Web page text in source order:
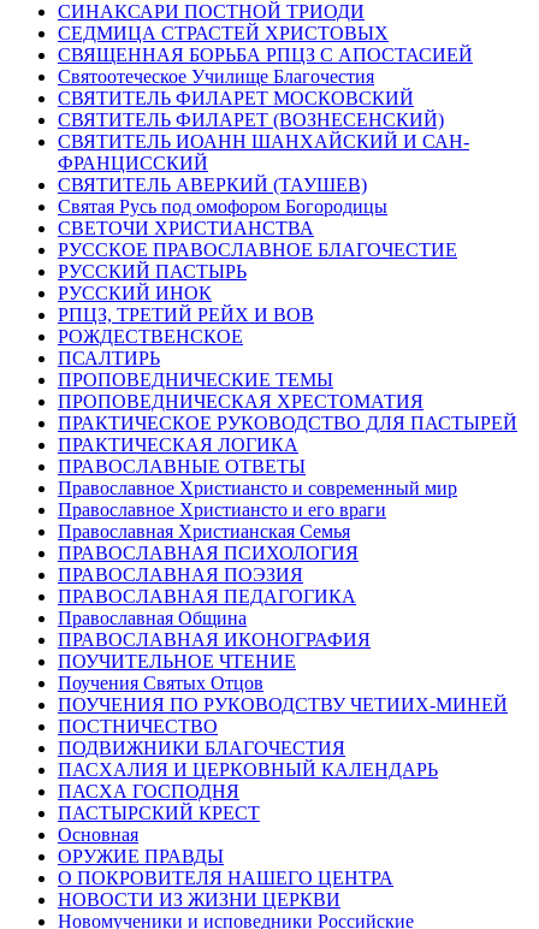
СИНАКСАРИ ПОСТНОЙ ТРИОДИ
СЕДМИЦА СТРАСТЕЙ ХРИСТОВЫХ
СВЯЩЕННАЯ БОРЬБА РПЦЗ С АПОСТАСИЕЙ
Святоотеческое Училище Благочестия
СВЯТИТЕЛЬ ФИЛАРЕТ МОСКОВСКИЙ
СВЯТИТЕЛЬ ФИЛАРЕТ (ВОЗНЕСЕНСКИЙ)
СВЯТИТЕЛЬ ИОАНН ШАНХАЙСКИЙ И САН-
ФРАНЦИССКИЙ
СВЯТИТЕЛЬ АВЕРКИЙ (ТАУШЕВ)
Святая Русь под омофором Богородицы
СВЕТОЧИ ХРИСТИАНСТВА
РУССКОЕ ПРАВОСЛАВНОЕ БЛАГОЧЕСТИЕ
РУССКИЙ ПАСТЫРЬ
РУССКИЙ ИНОК
РПЦЗ, ТРЕТИЙ РЕЙХ И ВОВ
РОЖДЕСТВЕНСКОЕ
ПСАЛТИРЬ
ПРОПОВЕДНИЧЕСКИЕ ТЕМЫ
ПРОПОВЕДНИЧЕСКАЯ ХРЕСТОМАТИЯ
ПРАКТИЧЕСКОЕ РУКОВОДСТВО ДЛЯ ПАСТЫРЕЙ
ПРАКТИЧЕСКАЯ ЛОГИКА
ПРАВОСЛАВНЫЕ ОТВЕТЫ
Православное Христиансто и современный мир
Православное Христиансто и его враги
Православная Христианская Семья
ПРАВОСЛАВНАЯ ПСИХОЛОГИЯ
ПРАВОСЛАВНАЯ ПОЭЗИЯ
ПРАВОСЛАВНАЯ ПЕДАГОГИКА
Православная Община
ПРАВОСЛАВНАЯ ИКОНОГРАФИЯ
ПОУЧИТЕЛЬНОЕ ЧТЕНИЕ
Поучения Святых Отцов
ПОУЧЕНИЯ ПО РУКОВОДСТВУ ЧЕТИИХ-МИНЕЙ
ПОСТНИЧЕСТВО
ПОДВИЖНИКИ БЛАГОЧЕСТИЯ
ПАСХАЛИЯ И ЦЕРКОВНЫЙ КАЛЕНДАРЬ
ПАСХА ГОСПОДНЯ
ПАСТЫРСКИЙ КРЕСТ
Основная
ОРУЖИЕ ПРАВДЫ
О ПОКРОВИТЕЛЯ НАШЕГО ЦЕНТРА
НОВОСТИ ИЗ ЖИЗНИ ЦЕРКВИ
Новомученики и исповедники Российские